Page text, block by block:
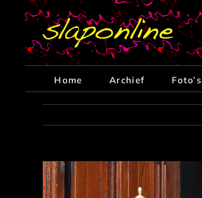
Home Archief Foto’s